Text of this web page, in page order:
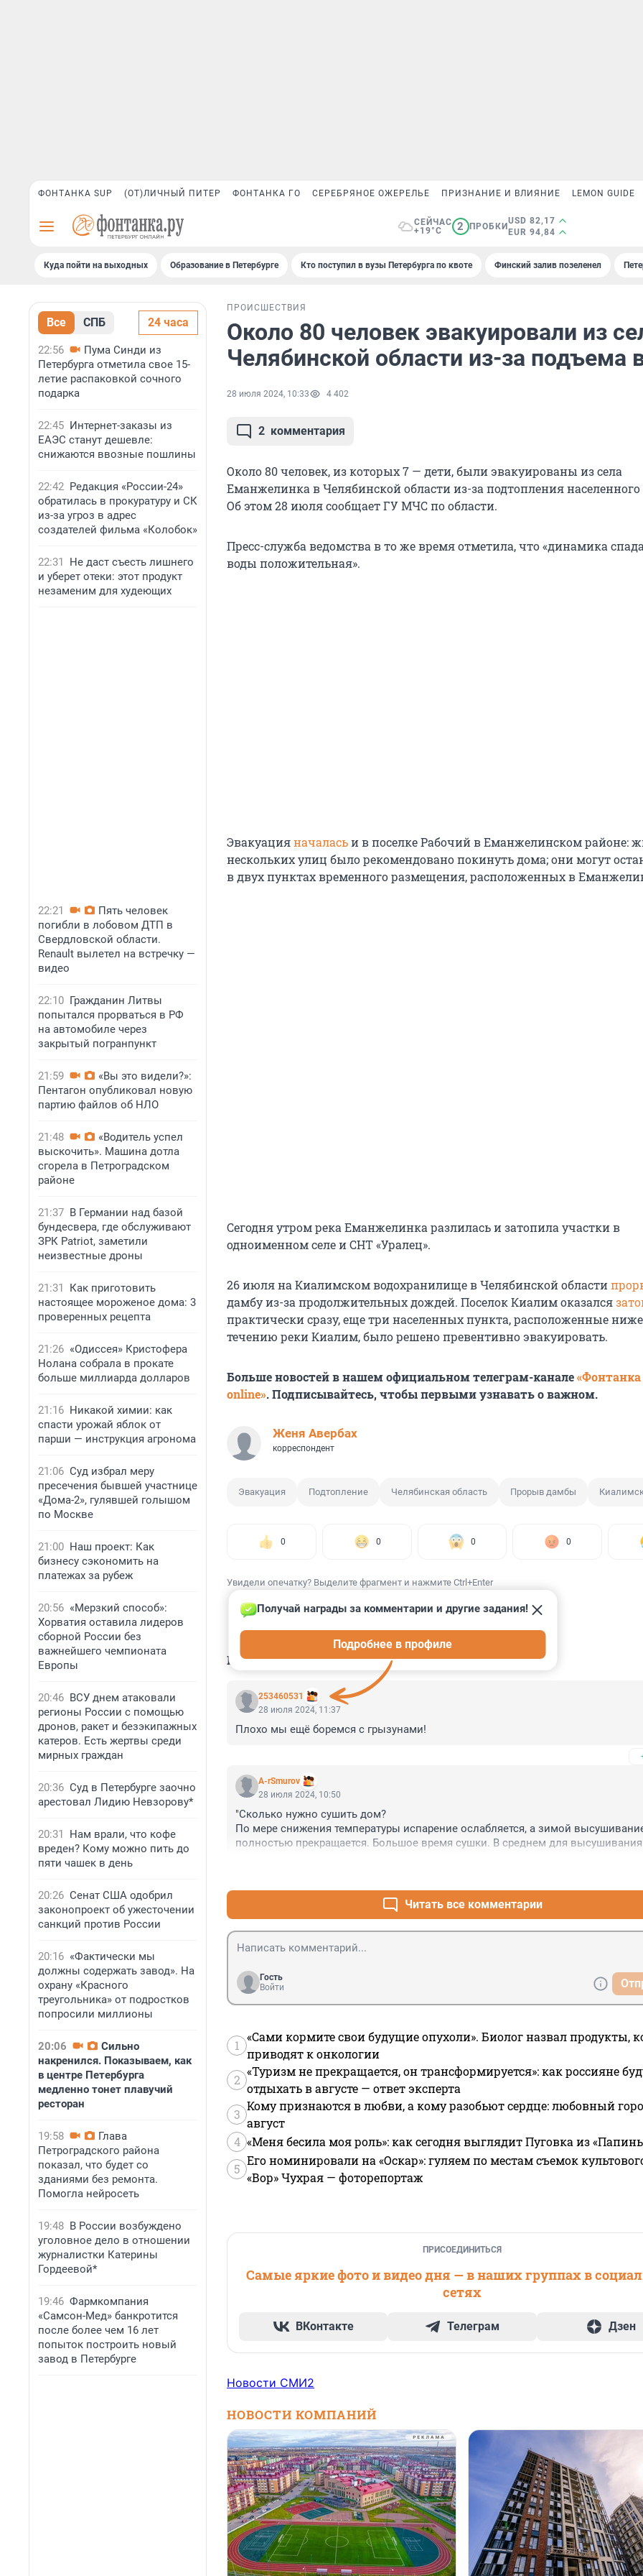
ФОНТАНКА SUP (ОТ)ЛИЧНЫЙ ПИТЕР ФОНТАНКА ГО СЕРЕБРЯНОЕ ОЖЕРЕЛЬЕ ПРИЗНАНИЕ И ВЛИЯНИЕ LEMON GUIDE
СЕЙЧАС
+19°C
2 ПРОБКИ
USD 82,17
EUR 94,84
Куда пойти на выходных Образование в Петербурге Кто поступил в вузы Петербурга по квоте Финский залив позеленел
Все СПБ 24 часа
22:56
Пума Синди из
Петербурга отметила свое 15-
летие распаковкой сочного
подарка
22:45 Интернет-заказы из
ЕАЭС станут дешевле:
снижаются ввозные пошлины
22:42 Редакция «России-24»
обратилась в прокуратуру и СК
из-за угроз в адрес
создателей фильма «Колобок»
22:31
Не даст съесть лишнего
и уберет отеки: этот продукт
незаменим для худеющих
22:21
Пять человек
погибли в лобовом ДТП в
Свердловской области.
Renault вылетел на встречку —
видео
22:10 Гражданин Литвы
попытался прорваться в РФ
на автомобиле через
закрытый погранпункт
21:59
«Вы это видели?»:
Пентагон опубликовал новую
партию файлов об НЛО
21:48
«Водитель успел
выскочить». Машина дотла
сгорела в Петроградском
районе
21:37 В Германии над базой
бундесвера, где обслуживают
ЗРК Patriot, заметили
неизвестные дроны
21:31
Как приготовить
настоящее мороженое дома: 3
проверенных рецепта
21:26 «Одиссея» Кристофера
Нолана собрала в прокате
больше миллиарда долларов
21:16 Никакой химии: как
спасти урожай яблок от
парши — инструкция агронома
21:06 Суд избрал меру
пресечения бывшей участнице
«Дома-2», гулявшей голышом
по Москве
21:00 Наш проект: Как
бизнесу сэкономить на
платежах за рубеж
20:56 «Мерзкий способ»:
Хорватия оставила лидеров
сборной России без
важнейшего чемпионата
Европы
20:46 ВСУ днем атаковали
регионы России с помощью
дронов, ракет и безэкипажных
катеров. Есть жертвы среди
мирных граждан
20:36 Суд в Петербурге заочно
арестовал Лидию Невзорову*
20:31
Нам врали, что кофе
вреден? Кому можно пить до
пяти чашек в день
20:26 Сенат США одобрил
законопроект об ужесточении
санкций против России
20:16 «Фактически мы
должны содержать завод». На
охрану «Красного
треугольника» от подростков
попросили миллионы
20:06
Сильно
накренился. Показываем, как
в центре Петербурга
медленно тонет плавучий
ресторан
19:58
Глава
Петроградского района
показал, что будет со
зданиями без ремонта.
Помогла нейросеть
19:48 В России возбуждено
уголовное дело в отношении
журналистки Катерины
Гордеевой*
19:46 Фармкомпания
«Самсон-Мед» банкротится
после более чем 16 лет
попыток построить новый
завод в Петербурге
ПРОИСШЕСТВИЯ
Около 80 человек эвакуировали из
Челябинской области из-за подъема
28 июля 2024, 10:33 4 402
2 комментария
Около 80 человек, из которых 7 — дети, были эвакуированы из села
Еманжелинка в Челябинской области из-за подтопления населенного
Об этом 28 июля сообщает ГУ МЧС по области.
Пресс-служба ведомства в то же время отметила, что «динамика
воды положительная».
Эвакуацияначаласьи в поселке Рабочий в Еманжелинском районе:
нескольких улиц было рекомендовано покинуть дома; они могут
в двух пунктах временного размещения, расположенных в
Сегодня утром река Еманжелинка разлилась и затопила участки в
одноименном селе и СНТ «Уралец».
26 июля на Киалимском водохранилище в Челябинской области
дамбу из-за продолжительных дождей. Поселок Киалим оказался
практически сразу, еще три населенных пункта, расположенные
течению реки Киалим, было решено превентивно эвакуировать.
Больше новостей в нашем официальном телеграм-канале«Фонтанка
online». Подписывайтесь, чтобы первыми узнавать о важном.
Женя Авербах
корреспондент
Эвакуация Подтопление Челябинская область Прорыв дамбы
0 0 0 0
Увидели опечатку? Выделите фрагмент и нажмите Ctrl+Enter
КОММЕНТАРИИ 2
253460531
Получай награды за комментарии и другие задания!
Подробнее в профиле
28 июля 2024, 11:37
Плохо мы ещё боремся с грызунами!
A-rSmurov
28 июля 2024, 10:50
"Сколько нужно сушить дом?
По мере снижения температуры испарение ослабляется, а зимой
полностью прекращается. Большое время сушки. В среднем для высушивания
"Сколько стоит просушить дом?
Стоимость просушивания под стяжкой, или под напольным покрытием самая
Просушить полностью квартиру 50м2 будет стоить от 18000 рублей, если в
сложный полы с утеплителем, шумоизоляцией и другими материалами
впитывающими воду, стоимость может начинаться от 35000 рублей."
Читать все комментарии
Гость
Войти
1
«Сами кормите свои будущие опухоли». Биолог назвал продукты,
приводят к онкологии
2
«Туризм не прекращается, он трансформируется»: как россияне
отдыхать в августе — ответ эксперта
3
Кому признаются в любви, а кому разобьют сердце: любовный
август
4 «Меня бесила моя роль»: как сегодня выглядит Пуговка из
5
Его номинировали на «Оскар»: гуляем по местам съемок
«Вор» Чухрая — фоторепортаж
ПРИСОЕДИНИТЬСЯ
Самые яркие фото и видео дня — в наших группах в
сетях
ВКонтакте Телеграм Дзен
Новости СМИ2
НОВОСТИ КОМПАНИЙ